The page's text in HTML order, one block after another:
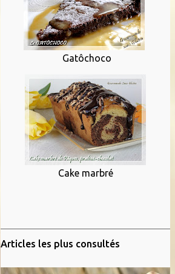
Gatôchoco
Cake marbré
Articles les plus consultés